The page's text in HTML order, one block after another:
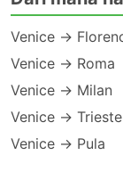
Venice →
Venice → Roma
Venice → Milan
Venice → Trieste
Venice → Pula